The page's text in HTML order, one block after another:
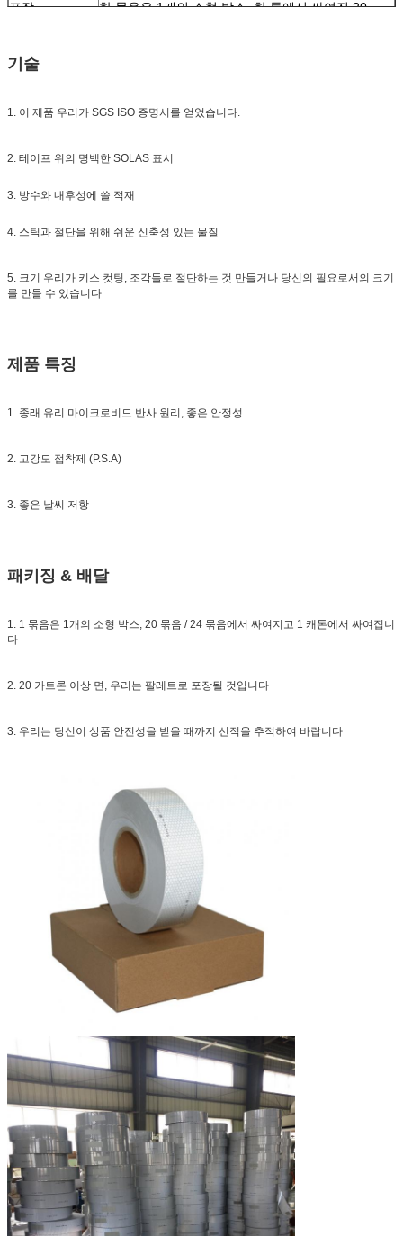
포장
한 묶음은 1개의 소형 박스, 한 통에서 싸여진 20
배달
기술
1. 이 제품 우리가 SGS ISO 증명서를 얻었습니다.
2. 테이프 위의 명백한 SOLAS 표시
3. 방수와 내후성에 쓸 적재
4. 스틱과 절단을 위해 쉬운 신축성 있는 물질
5. 크기 우리가 키스 컷팅, 조각들로 절단하는 것 만들거나 당신의 필요로서의 크기
를 만들 수 있습니다
제품 특징
1. 종래 유리 마이크로비드 반사 원리, 좋은 안정성
2. 고강도 접착제 (P.S.A)
3. 좋은 날씨 저항
패키징 & 배달
1. 1 묶음은 1개의 소형 박스, 20 묶음 / 24 묶음에서 싸여지고 1 캐톤에서 싸여집니
다
2. 20 카트론 이상 면, 우리는 팔레트로 포장될 것입니다
3. 우리는 당신이 상품 안전성을 받을 때까지 선적을 추적하여 바랍니다